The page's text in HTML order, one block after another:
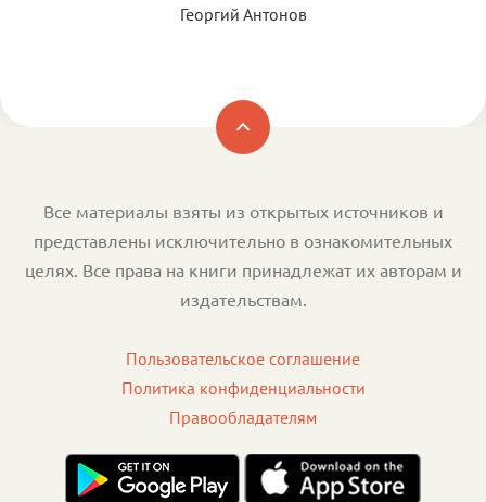
Георгий Антонов
Все материалы взяты из открытых источников и
представлены исключительно в ознакомительных
целях. Все права на книги принадлежат их авторам и
издательствам.
Пользовательское соглашение
Политика конфиденциальности
Правообладателям